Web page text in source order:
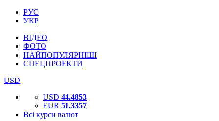
РУС
УКР
ВІДЕО
ФОТО
НАЙПОПУЛЯРНІШІ
СПЕЦПРОЕКТИ
USD
USD 44.4853
EUR 51.3357
Всі курси валют